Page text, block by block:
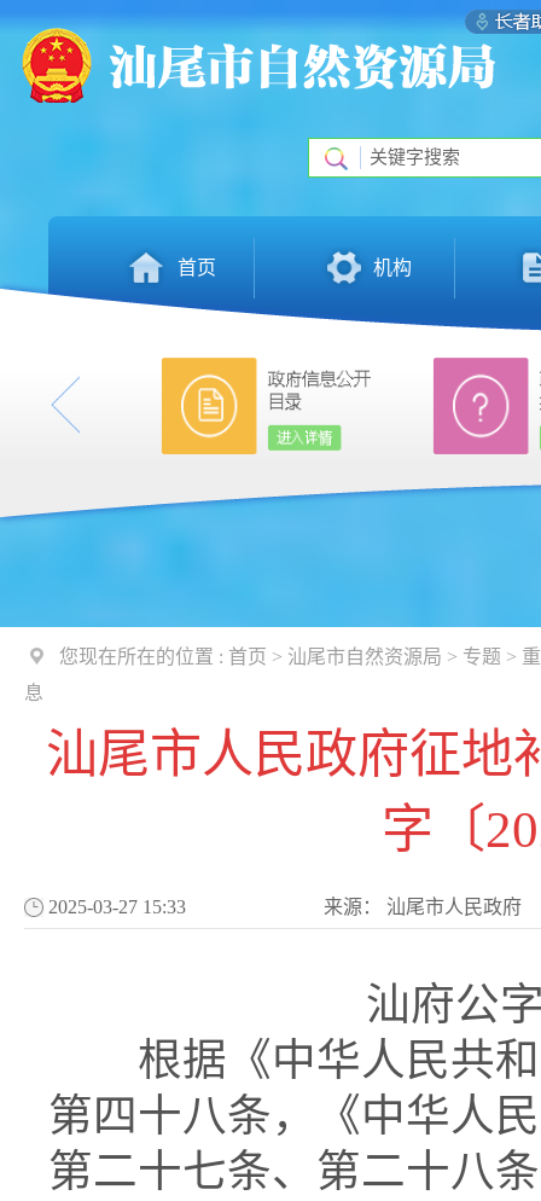
首页 机构
您现在所在的位置 : 首页 > 汕尾市自然资源局 > 专题 >
息
汕尾市人民政府征地
字〔
2025-03-27 15:33 来源： 汕尾市人民政府
汕府公
根据《中华人民共和
第四十八条，《中华人
第二十七条、第二十八